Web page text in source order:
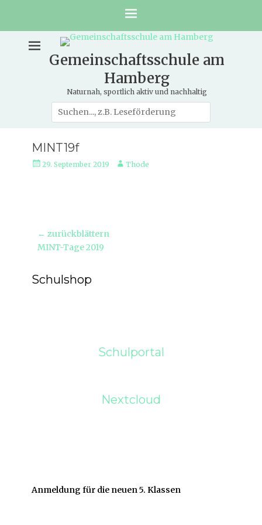
Gemeinschaftsschule am
Hamberg
Naturnah, sportlich aktiv und nachhaltig
Suche
nach:
MINT19f
Veröffentlicht
29. September 2019 AutorThode
Beitragsnavigation
← zurückblättern
Vorheriger
MINT-Tage 2019
Schulshop
Schulportal
Nextcloud
Anmeldung für die neuen 5. Klassen